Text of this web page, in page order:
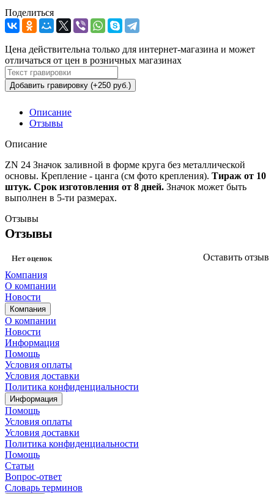
Поделиться
Цена действительна только для интернет-магазина и может
отличаться от цен в розничных магазинах
Добавить гравировку (+250 руб.)
Описание
Отзывы
Описание
ZN 24 Значок заливной в форме круга без металлической
основы. Крепление - цанга (см фото крепления). Тираж от 10
штук. Срок изготовления от 8 дней. Значок может быть
выполнен в 5-ти размерах.
Отзывы
Отзывы
Нет оценок
Оставить отзыв
Компания
О компании
Новости
Компания
О компании
Новости
Информация
Помощь
Условия оплаты
Условия доставки
Политика конфиденциальности
Информация
Помощь
Условия оплаты
Условия доставки
Политика конфиденциальности
Помощь
Статьи
Вопрос-ответ
Словарь терминов